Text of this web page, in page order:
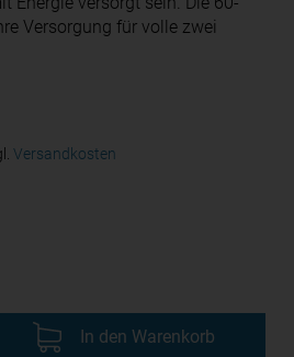
Versorgung für volle zwei
Versandkosten
In den Warenkorb